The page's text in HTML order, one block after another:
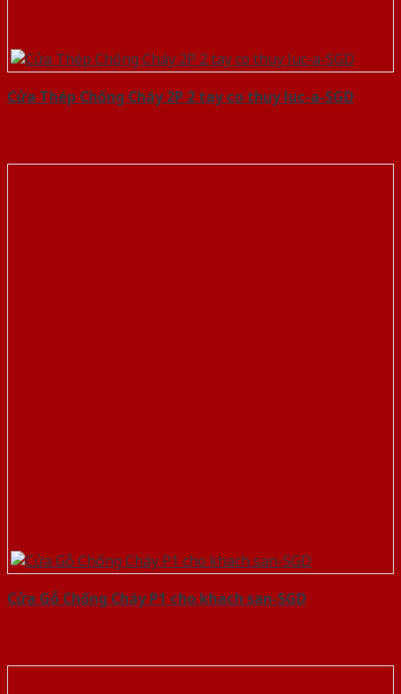
Cửa Thép Chống Cháy 2P 2 tay co thuy luc-a-SGD
Cửa Gỗ Chống Cháy P1 cho khach san-SGD